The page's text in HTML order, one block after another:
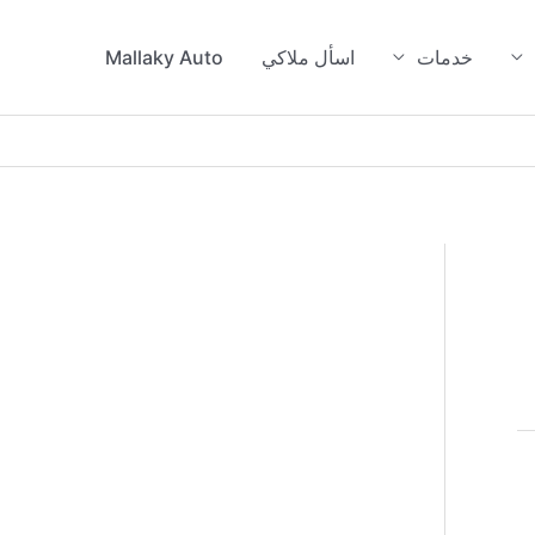
خدمات اسأل ملاكي Mallaky Auto